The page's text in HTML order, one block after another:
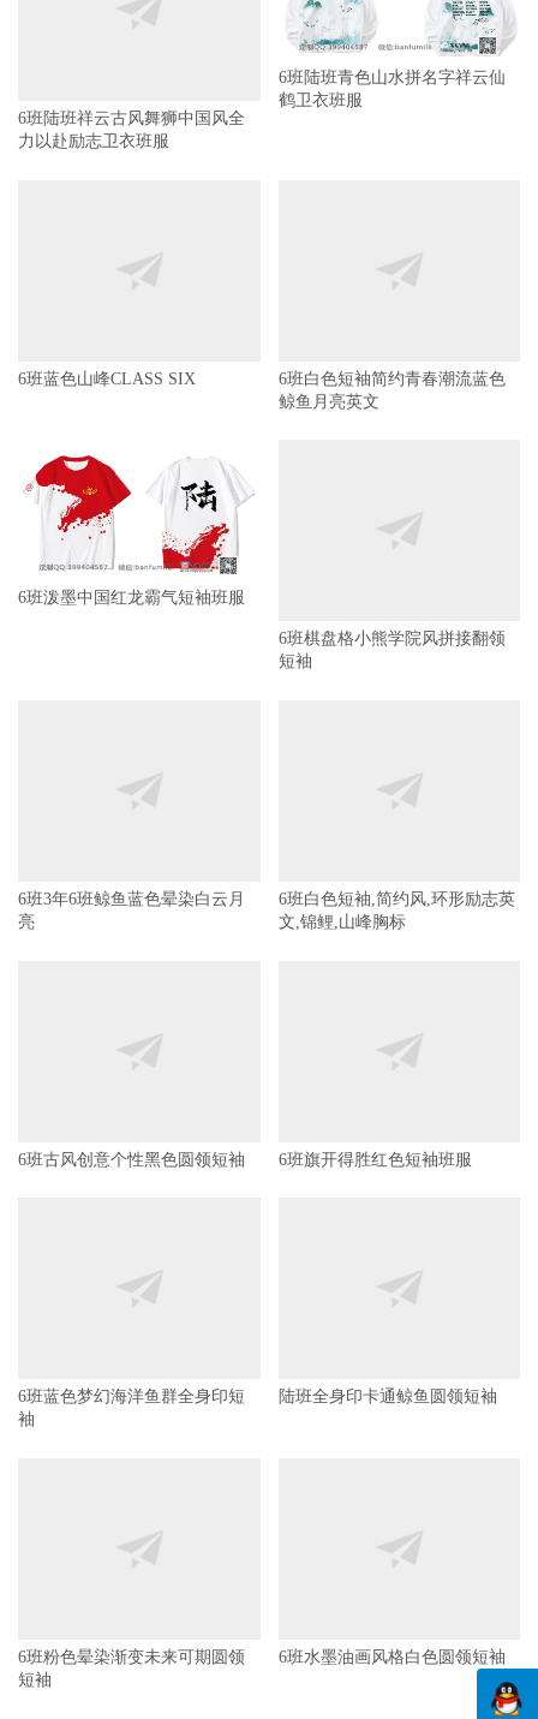
6班陆班祥云古风舞狮中国风全
力以赴励志卫衣班服
6班陆班青色山水拼名字祥云仙
鹤卫衣班服
6班蓝色山峰CLASS SIX
6班泼墨中国红龙霸气短袖班服
短袖
亮
袖
短袖